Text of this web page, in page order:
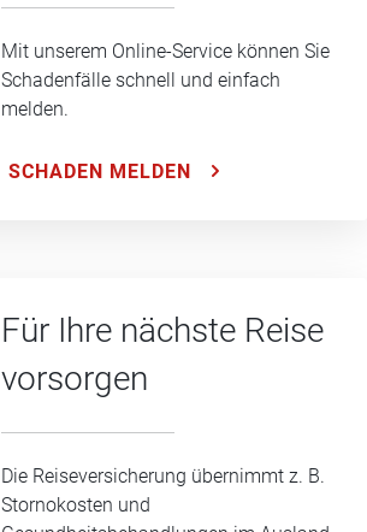
Mit unserem Online-Service können Sie
Schadenfälle schnell und einfach
melden.
SCHADEN MELDEN
Für Ihre nächste Reise
vorsorgen
Die Reiseversicherung übernimmt z. B.
Stornokosten und